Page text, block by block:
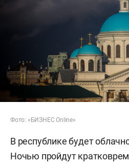
Фото: «БИЗНЕС Online»
В республике будет
Ночью пройдут